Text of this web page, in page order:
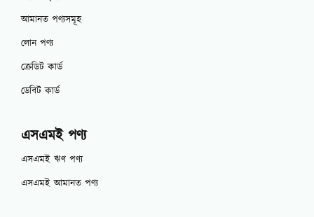
আমানত পণ্যসমূহ
লোন পণ্য
ক্রেডিট কার্ড
ডেবিট কার্ড
এসএমই পণ্য
এসএমই ঋণ পণ্য
এসএমই আমানত পণ্য